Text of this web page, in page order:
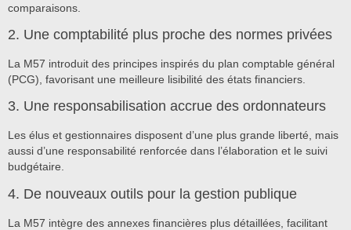
comparaisons.
2. Une comptabilité plus proche des normes privées
La M57 introduit des principes inspirés du plan comptable général
(PCG), favorisant une meilleure lisibilité des états financiers.
3. Une responsabilisation accrue des ordonnateurs
Les élus et gestionnaires disposent d’une plus grande liberté, mais
aussi d’une responsabilité renforcée dans l’élaboration et le suivi
budgétaire.
4. De nouveaux outils pour la gestion publique
La M57 intègre des annexes financières plus détaillées, facilitant